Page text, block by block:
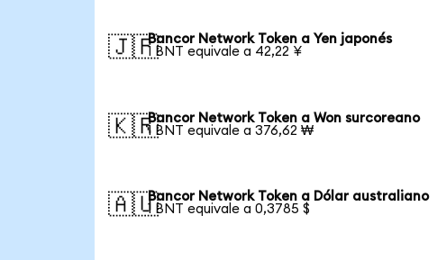
🇯🇵Bancor Network Token a Yen japonés
1 BNT equivale a 42,22 ¥
🇰🇷Bancor Network Token a Won surcoreano
1 BNT equivale a 376,62 ₩
🇦🇺Bancor Network Token a Dólar australiano
1 BNT equivale a 0,3785 $